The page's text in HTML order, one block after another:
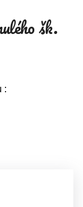
šk.
: